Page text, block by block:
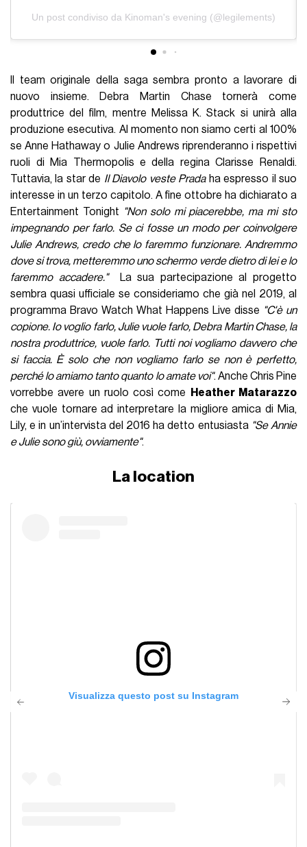
Un post condiviso da Kinoman's evening (@legilements)
Il team originale della saga sembra pronto a lavorare di
nuovo insieme. Debra Martin Chase tornerà come
produttrice del film, mentre Melissa K. Stack si unirà alla
produzione esecutiva. Al momento non siamo certi al 100%
se Anne Hathaway o Julie Andrews riprenderanno i rispettivi
ruoli di Mia Thermopolis e della regina Clarisse Renaldi.
Tuttavia, la star de Il Diavolo veste Pradaha espresso il suo
interesse in un terzo capitolo. A fine ottobre ha dichiarato a
Entertainment Tonight "Non solo mi piacerebbe, ma mi sto
impegnando per farlo. Se ci fosse un modo per coinvolgere
Julie Andrews, credo che lo faremmo funzionare. Andremmo
dove si trova, metteremmo uno schermo verde dietro di lei e lo
faremmo accadere."La sua partecipazione al progetto
sembra quasi ufficiale se consideriamo che già nel 2019, al
programma Bravo Watch What Happens Live disse "C'è un
copione. Io voglio farlo, Julie vuole farlo, Debra Martin Chase, la
nostra produttrice, vuole farlo. Tutti noi vogliamo davvero che
si faccia. È solo che non vogliamo farlo se non è perfetto,
perché lo amiamo tanto quanto lo amate voi". Anche Chris Pine
vorrebbe avere un ruolo così come
Heather Matarazzo
che vuole tornare ad interpretare la migliore amica di Mia,
Lily, e in un’intervista del 2016 ha detto entusiasta "Se Annie
e Julie sono giù, ovviamente".
La location
Visualizza questo post su Instagram